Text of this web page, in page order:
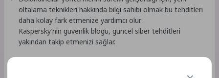
oltalama teknikleri hakkında bilgi sahibi olmak bu tehditleri
daha kolay fark etmenize yardımcı olur.
Kaspersky’nin güvenlik blogu, güncel siber tehditleri
yakından takip etmenizi sağlar.